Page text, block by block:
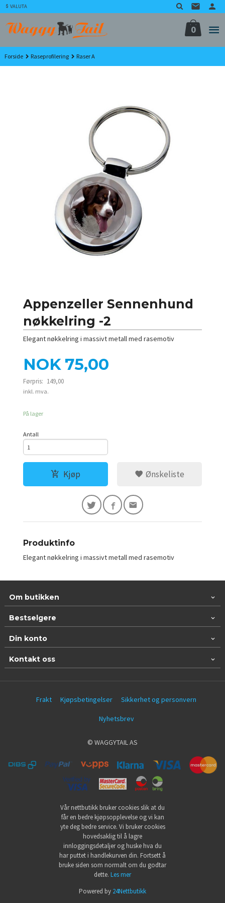
Gå
til
innholdet
VALUTA
0
Forside Raseprofilering Raser A
Appenzeller Sennenhund
nøkkelring -2
Elegant nøkkelring i massivt metall med rasemotiv
Tilbud
NOK 75,00
Førpris: 149,00
Rabatt
inkl. mva.
På lager
Antall
Kjøp Ønskeliste
Produktinfo
Elegant nøkkelring i massivt metall med rasemotiv
Om butikken
Bestselgere
Din konto
Kontakt oss
Frakt Kjøpsbetingelser Sikkerhet og personvern
Nyhetsbrev
© WAGGYTAIL AS
Vår nettbutikk bruker cookies slik at du
får en bedre kjøpsopplevelse og vi kan
yte deg bedre service. Vi bruker cookies
hovedsaklig til å lagre
innloggingsdetaljer og huske hva du
har puttet i handlekurven din. Fortsett å
bruke siden som normalt om du godtar
dette. Les mer
Powered by 24Nettbutikk